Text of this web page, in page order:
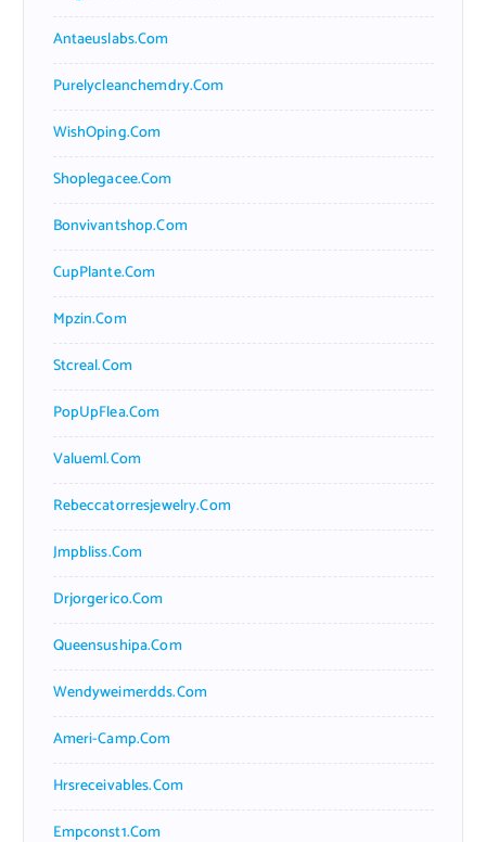
Antaeuslabs.com
Purelycleanchemdry.com
WishOping.com
Shoplegacee.com
Bonvivantshop.com
CupPlante.com
Mpzin.com
Stcreal.com
PopUpFlea.com
Valueml.com
Rebeccatorresjewelry.com
Jmpbliss.com
Drjorgerico.com
Queensushipa.com
Wendyweimerdds.com
Ameri-Camp.com
Hrsreceivables.com
Empconst1.com